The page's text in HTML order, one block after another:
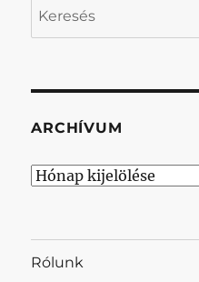
ARCHÍVUM
Archívum
Rólunk